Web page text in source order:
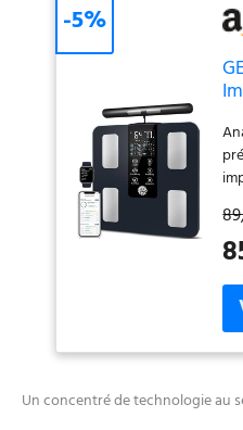
kg
à
-5%
Un concentré de technologie au